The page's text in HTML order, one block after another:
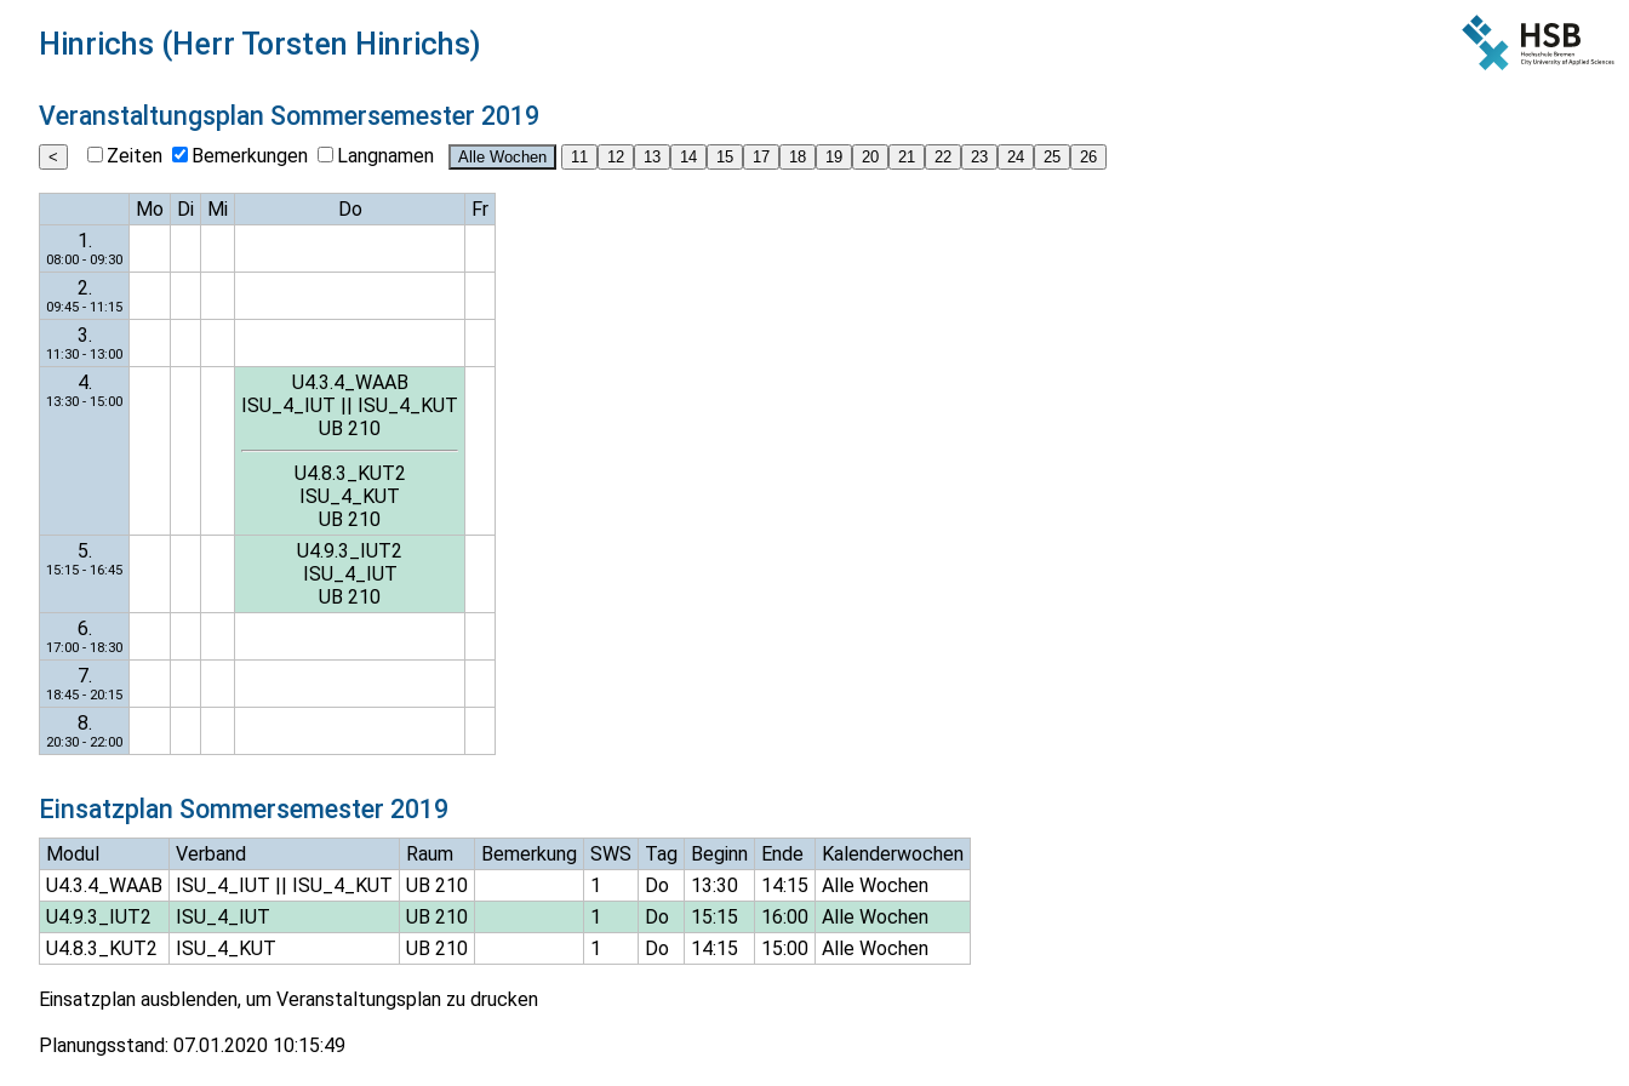
Hinrichs (Herr Torsten Hinrichs)
Veranstaltungsplan Sommersemester 2019
Zeiten Bemerkungen Langnamen
Mo Di Mi Do
Fr
1.
08:00 - 09:30
2.
09:45 - 11:15
3.
11:30 - 13:00
4.
13:30 - 15:00
U4.3.4_WAAB
ISU_4_IUT
ISU_4_KUT
UB 210
U4.8.3_KUT2
ISU_4_KUT
UB 210
5.
15:15 - 16:45
U4.9.3_IUT2
ISU_4_IUT
UB 210
6.
17:00 - 18:30
7.
18:45 - 20:15
8.
20:30 - 22:00
Einsatzplan Sommersemester 2019
Modul Verband Raum Bemerkung SWS Tag Beginn Ende
Kalenderwochen
U4.3.4_WAAB
ISU_4_IUT || ISU_4_KUT UB 210 1 Do 13:30 14:15
Alle Wochen
U4.9.3_IUT2
ISU_4_IUT UB 210 1 Do 15:15 16:00 Alle Wochen
U4.8.3_KUT2
ISU_4_KUT UB 210 1 Do 14:15 15:00 Alle Wochen
Einsatzplan ausblenden, um Veranstaltungsplan zu drucken
Planungsstand: 07.01.2020 10:15:49